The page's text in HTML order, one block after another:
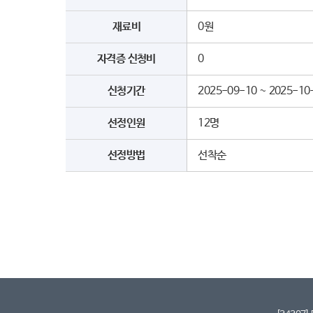
재료비 0원
자격증 신청비 0
신청기간 2025-09-10 ~ 2025-
선정인원 12명
선정방법 선착순